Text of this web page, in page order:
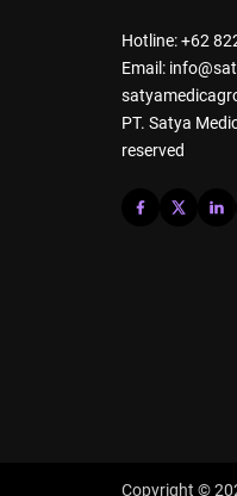
Hotline: +62
Email:
PT. Satya
reserved
Copyright ©